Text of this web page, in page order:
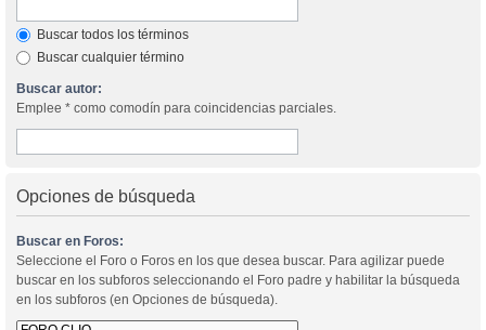
Buscar todos los términos
Buscar cualquier término
Buscar autor:
Emplee * como comodín para coincidencias parciales.
Opciones de búsqueda
Buscar en Foros:
Seleccione el Foro o Foros en los que desea buscar. Para agilizar puede
buscar en los subforos seleccionando el Foro padre y habilitar la búsqueda
en los subforos (en Opciones de búsqueda).